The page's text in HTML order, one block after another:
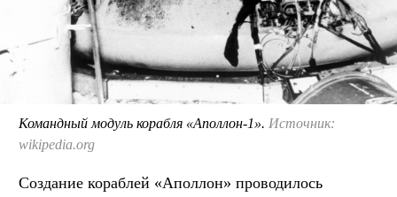
Командный модуль корабля «Аполлон-1». Источник:
wikipedia.org
Создание кораблей «Аполлон» проводилось